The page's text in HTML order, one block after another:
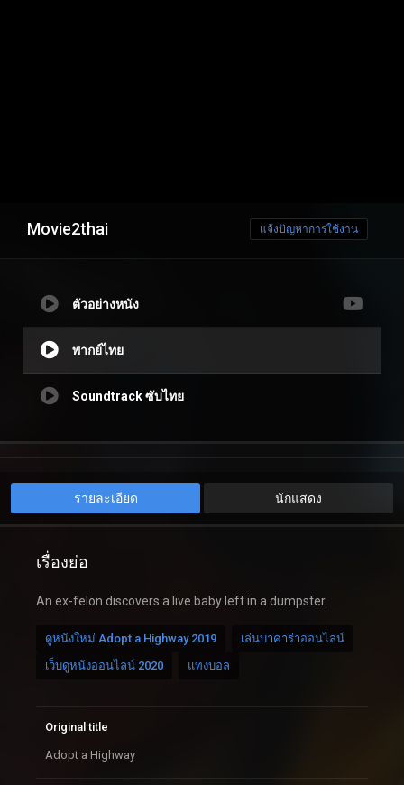
Movie2thai แจ้งปัญหาการใช้งาน
ตัวอย่างหนัง
พากย์ไทย
Soundtrack ซับไทย
รายละเอียด นักแสดง
เรื่องย่อ
An ex-felon discovers a live baby left in a dumpster.
ดูหนังใหม่ Adopt a Highway 2019
เล่นบาคาร่าออนไลน์
เว็บดูหนังออนไลน์ 2020
แทงบอล
Original title
Adopt a Highway